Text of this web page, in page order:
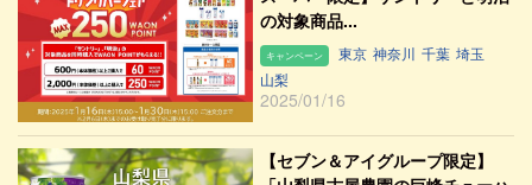
の対象商品...
キャンペーン 東京 神奈川 千葉 埼玉
山梨
2025/01/16
【セブン＆アイグループ限定】